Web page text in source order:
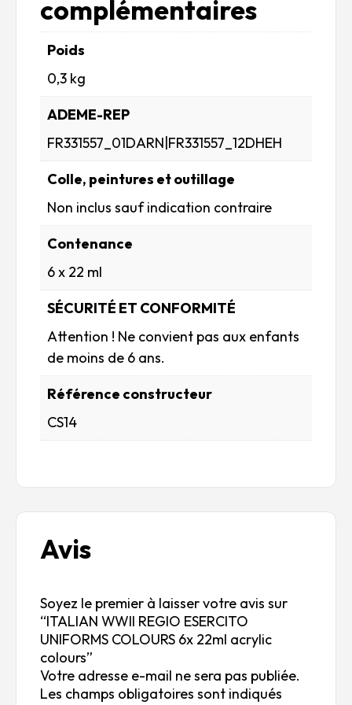
complémentaires
Poids
0,3 kg
ADEME-REP
FR331557_01DARN|FR331557_12DHEH
Colle, peintures et outillage
Non inclus sauf indication contraire
Contenance
6 x 22 ml
SÉCURITÉ ET CONFORMITÉ
Attention ! Ne convient pas aux enfants
de moins de 6 ans.
Référence constructeur
CS14
Avis
Soyez le premier à laisser votre avis sur
“ITALIAN WWII REGIO ESERCITO
UNIFORMS COLOURS 6x 22ml acrylic
colours”
Votre adresse e-mail ne sera pas publiée.
Les champs obligatoires sont indiqués